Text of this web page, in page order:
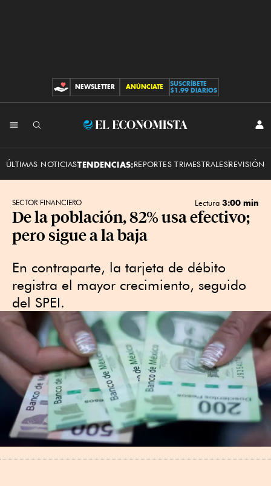
CONTRIBUCIONES
NEWSLETTER ANÚNCIATE
SUSCRÍBETE
$1.99 DIARIOS
El
ÚLTIMAS NOTICIASTENDENCIAS:REPORTES TRIMESTRALESREVISIÓN
SECTOR FINANCIERO Lectura 3:00 min
De la población, 82% usa efectivo;
pero sigue a la baja
En contraparte, la tarjeta de débito
registra el mayor crecimiento, seguido
del SPEI.